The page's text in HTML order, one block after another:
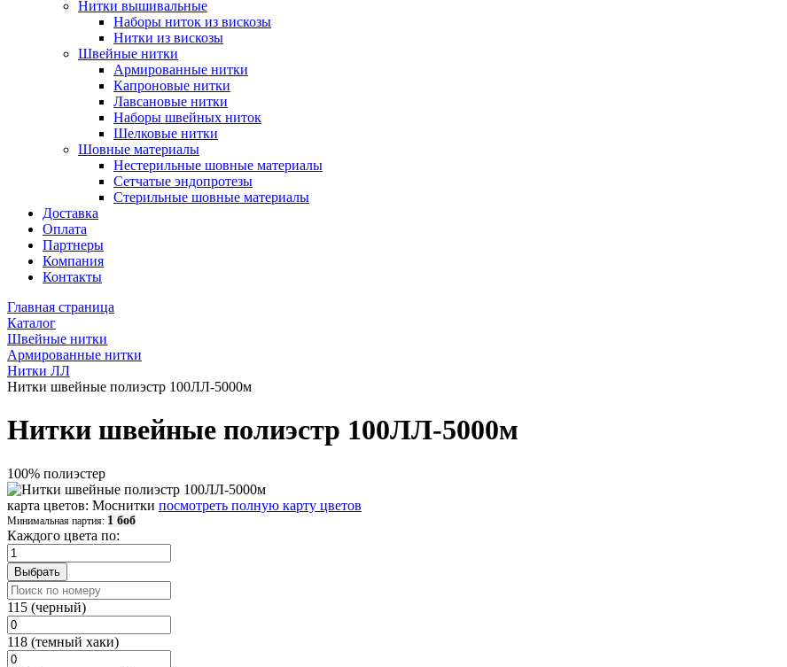
Нитки вышивальные
Наборы ниток из вискозы
Нитки из вискозы
Швейные нитки
Армированные нитки
Капроновые нитки
Лавсановые нитки
Наборы швейных ниток
Шелковые нитки
Шовные материалы
Нестерильные шовные материалы
Сетчатые эндопротезы
Стерильные шовные материалы
Доставка
Оплата
Партнеры
Компания
Контакты
Главная страница
Каталог
Швейные нитки
Армированные нитки
Нитки ЛЛ
Нитки швейные полиэстр 100ЛЛ-5000м
Нитки швейные полиэстр 100ЛЛ-5000м
100% полиэстер
карта цветов: Моснитки посмотреть полную карту цветов
Минимальная партия: 1 боб
Каждого цвета по:
115 (черный)
118 (темный хаки)